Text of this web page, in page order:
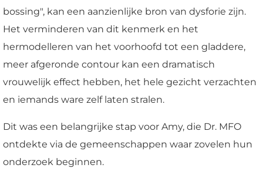
bossing", kan een aanzienlijke bron van dysforie zijn.
Het verminderen van dit kenmerk en het
hermodelleren van het voorhoofd tot een gladdere,
meer afgeronde contour kan een dramatisch
vrouwelijk effect hebben, het hele gezicht verzachten
en iemands ware zelf laten stralen.
Dit was een belangrijke stap voor Amy, die Dr. MFO
ontdekte via de gemeenschappen waar zovelen hun
onderzoek beginnen.